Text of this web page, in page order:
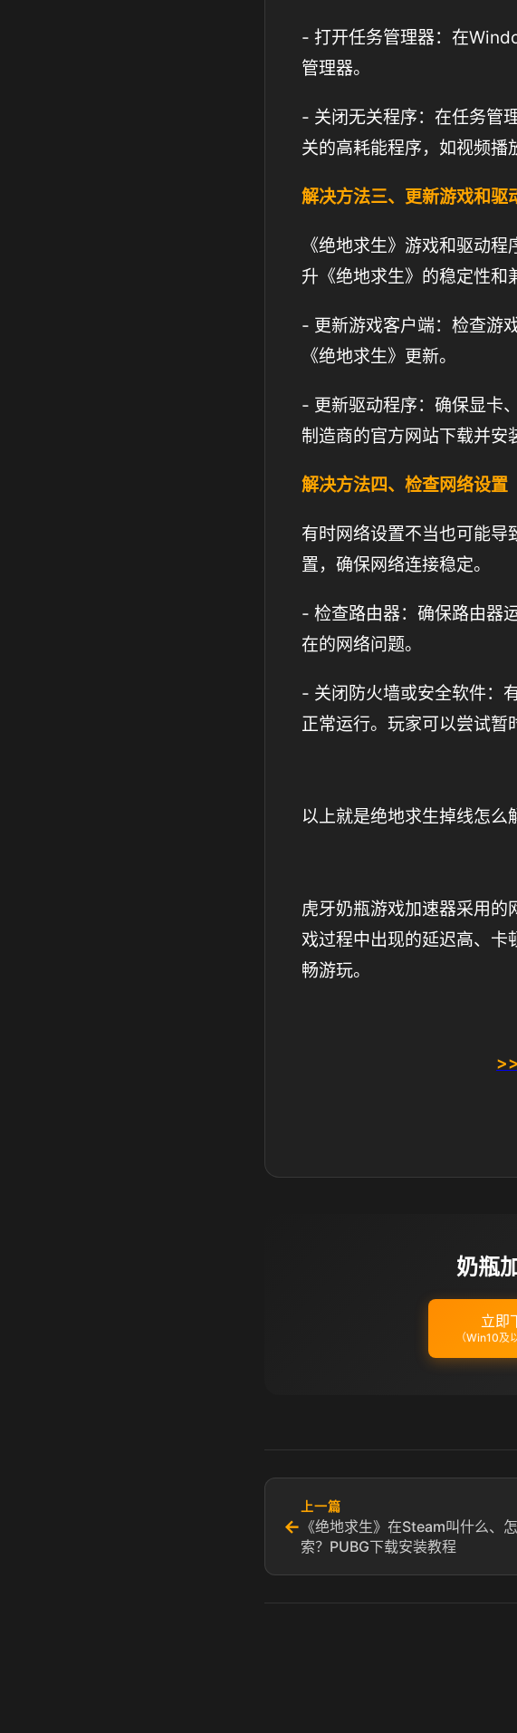
- 打开任务管理器：在
管理器。
- 关闭无关程序：在任务管
关的高耗能程序，如视频播
解决方法三、更新游戏和驱
《绝地求生》游戏和驱动
升《绝地求生》的稳定性和
- 更新游戏客户端：检查游
《绝地求生》更新。
- 更新驱动程序：确保显卡
制造商的官方网站下载并安
解决方法四、检查网络设置
有时网络设置不当也可能导
置，确保网络连接稳定。
- 检查路由器：确保路由器
在的网络问题。
- 关闭防火墙或安全软件：
正常运行。玩家可以尝试暂
以上就是绝地求生掉线怎么
虎牙奶瓶游戏加速器采用的
戏过程中出现的延迟高、卡
畅游玩。
奶瓶
立即
（Win10及
←
上一篇
《绝地求生》在Steam叫什么、
索？PUBG下载安装教程